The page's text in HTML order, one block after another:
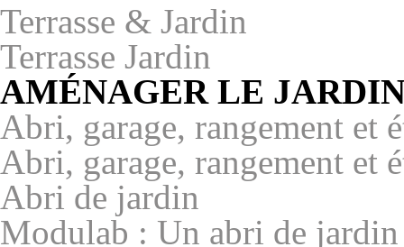
Terrasse & Jardin
Terrasse Jardin
AMÉNAGER LE
Abri, garage, rangement et
Abri, garage, rangement et
Abri de jardin
Modulab : Un abri de jardin